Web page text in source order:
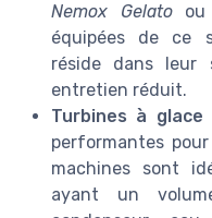
Nemox Gelatoou
équipées de ce
réside dans leur
entretien réduit.
Turbines à
performantes
machines sont
ayant un